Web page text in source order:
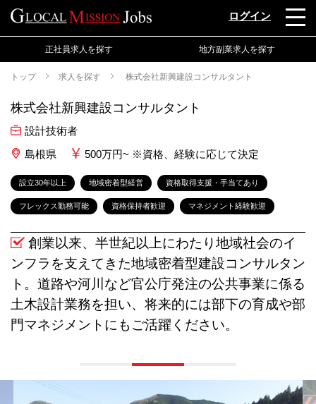
ログイン
正社員求人を探す 地方副業求人を探す
トップ 求人を探す 株式会社新興建設コンサルタント
株式会社新興建設コンサルタント
設計技術者
島根県
500万円~ ※資格、経験に応じて決定
設立30年以上 地域密着型経営 資格取得支援・手当てあり
フレックス勤務可能 資格保持者歓迎 マネジメント経験歓迎
創業以来、半世紀以上にわたり地域社会のイ
ンフラを支えてきた地域密着型建設コンサルタン
ト。道路や河川など官公庁発注の公共事業に係る
土木設計業務を担い、将来的には部下の育成や部
門マネジメントにもご活躍ください。